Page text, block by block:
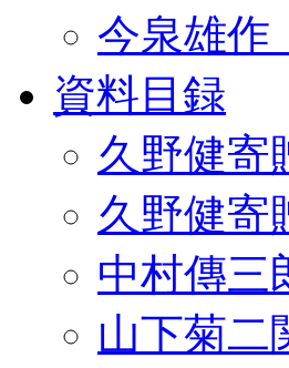
今泉雄作
資料目録
久野健寄
久野健寄
中村傳三
山下菊二